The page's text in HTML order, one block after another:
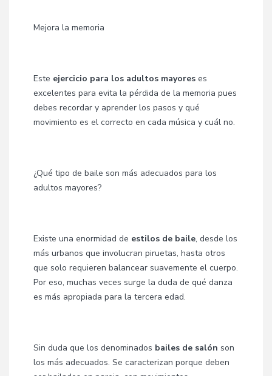
Mejora la memoria
Este ejercicio para los adultos mayores es
excelentes para evita la pérdida de la memoria pues
debes recordar y aprender los pasos y qué
movimiento es el correcto en cada música y cuál no.
¿Qué tipo de baile son más adecuados para los
adultos mayores?
Existe una enormidad de estilos de baile, desde los
más urbanos que involucran piruetas, hasta otros
que solo requieren balancear suavemente el cuerpo.
Por eso, muchas veces surge la duda de qué danza
es más apropiada para la tercera edad.
Sin duda que los denominados bailes de salón son
los más adecuados. Se caracterizan porque deben